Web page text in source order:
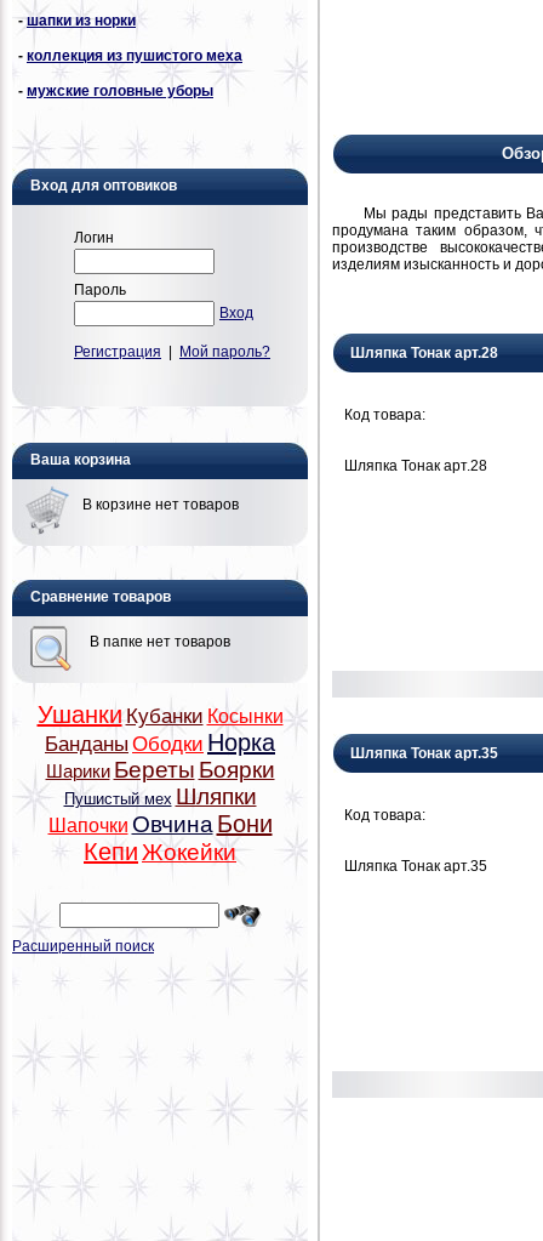
-шапки из норки
- коллекция из пушистого меха
- мужские головные уборы
Вход для оптовиков
Логин
Пароль
Вход
Регистрация Мой пароль?
Ваша корзина
В корзине нет товаров
Сравнение товаров
В папке нет товаров
Ушанки Кубанки Косынки
Банданы Ободки Норка
Шарики Береты Боярки
Пушистый мех Шляпки
Шапочки Овчина Бони
Кепи Жокейки
Расширенный поиск
Мы рады представить Вам
продумана таким образом,
производстве
изделиям изысканность и
Шляпка Тонак арт.28
Код товара:
Шляпка Тонак арт.28
Шляпка Тонак арт.35
Код товара:
Шляпка Тонак арт.35